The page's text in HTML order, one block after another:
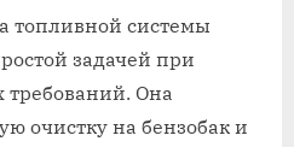
топливной системы
задачей при
Она
очистку на бензобак и